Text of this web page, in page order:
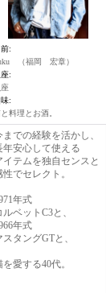
:
（福岡 宏章）
:
:
料理とお酒。
までの経験を活かし、
年安心して使える
イテムを独自センスと
性でセレクト。
年式
ルベットC3と、
年式
スタングGTと、
を愛する40代。